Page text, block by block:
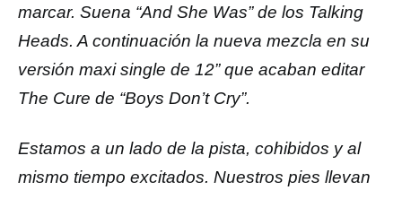
marcar. Suena “And She Was” de los Talking
Heads. A continuación la nueva mezcla en su
versión maxi single de 12” que acaban editar
The Cure de “Boys Don’t Cry”.
Estamos a un lado de la pista, cohibidos y al
mismo tiempo excitados. Nuestros pies llevan